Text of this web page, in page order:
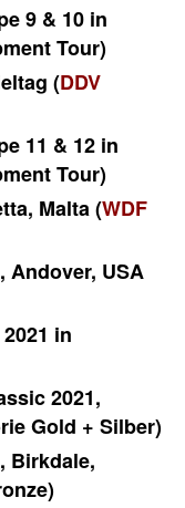
9 & 10 in
Tour)
(DDV
11 & 12 in
Tour)
Malta (WDF
Andover, USA
2021 in
2021,
Gold + Silber)
Birkdale,